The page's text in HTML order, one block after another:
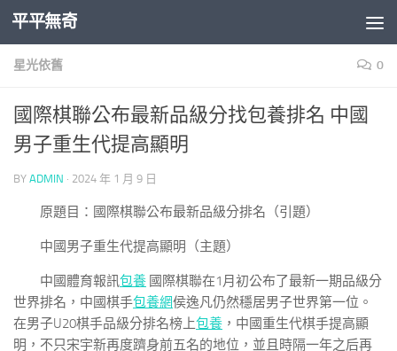
Skip to content
平平無奇
星光依舊 0
國際棋聯公布最新品級分找包養排名 中國
男子重生代提高顯明
BY ADMIN · 2024 年 1 月 9 日
原題目：國際棋聯公布最新品級分排名（引題）
中國男子重生代提高顯明（主題）
中國體育報訊包養 國際棋聯在1月初公布了最新一期品級分
世界排名，中國棋手包養網侯逸凡仍然穩居男子世界第一位。
在男子U20棋手品級分排名榜上包養 ，中國重生代棋手提高顯
明，不只宋宇新再度躋身前五名的地位，並且時隔一年之后再